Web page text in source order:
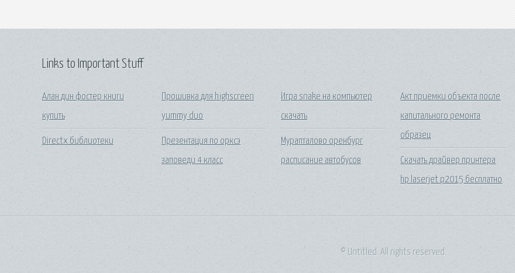
Links to Important Stuff
Алан дин фостер книги
купить
Directx библиотеки
Прошивка для highscreen
yummy duo
Презентация по орксэ
заповеди 4 класс
Игра snake на компьютер
скачать
Мурапталово оренбург
расписание автобусов
Акт приемки объекта после
капитального ремонта
образец
Скачать драйвер принтера
hp laserjet p2015 бесплатно
© Untitled. All rights reserved.